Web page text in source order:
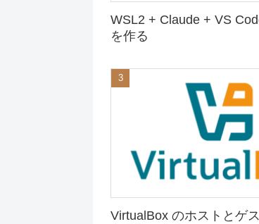
WSL2 + Claude + VS
を作る
VirtualBox のホストとゲ